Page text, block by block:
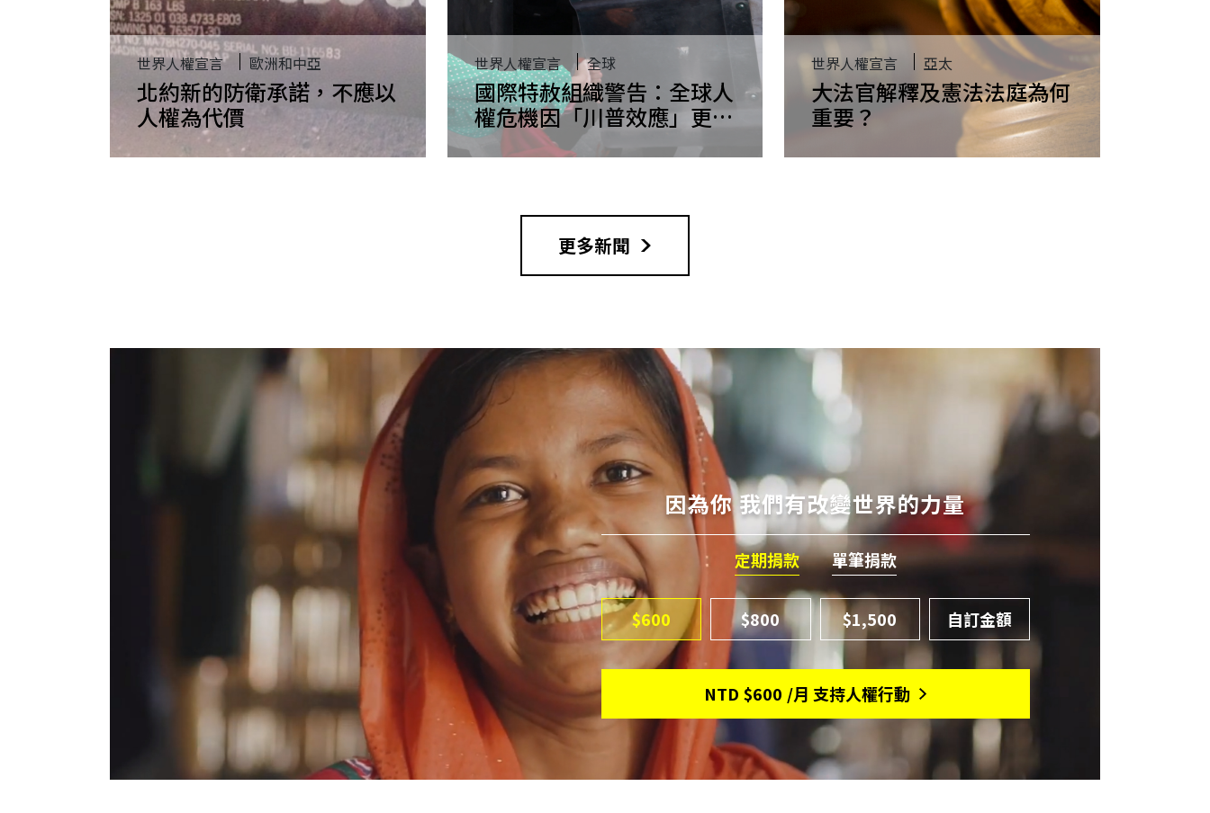
世界人權宣言 歐洲和中亞
北約新的防衛承諾，不應以
人權為代價
世界人權宣言 全球
國際特赦組織警告：全球人
權危機因「川普效應」更加
劇毀滅性趨勢
世界人權宣言 亞太
大法官解釋及憲法法庭為何
重要？
更多新聞
因為你 我們有改變世界的力量
定期捐款 單筆捐款
$600 $800 $1,500
NTD $600 /月 支持人權行動